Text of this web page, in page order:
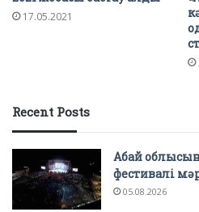
17.05.2021
Recent Posts
Абай
фестивалі
05.08.2026